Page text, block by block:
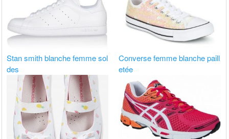
Stan smith blanche femme sol
des
Converse femme blanche paill
etée